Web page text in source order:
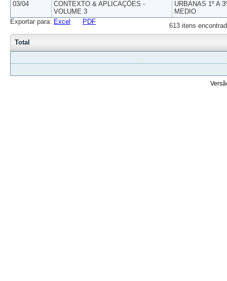
03/04
CONTEXTO & APLICAÇÕES -
VOLUME 3
URBANAS 1º A
MEDIO
613 itens
Exportar para: Excel PDF
Total